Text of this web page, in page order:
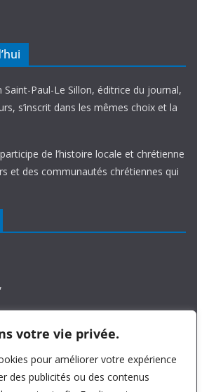
votre vie privée.
pour améliorer votre expérience
des publicités ou des contenus
Saint-Paul-Le Sillon, éditrice du journal,
s’inscrit dans les mêmes choix et la
de l’histoire locale et chrétienne
et des communautés chrétiennes qui